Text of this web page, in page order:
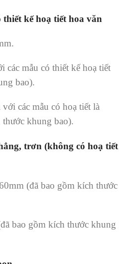
kế hoạ tiết hoa văn
các mẫu có thiết kế hoạ tiết
bao).
các mẫu có hoạ tiết là
khung bao).
trơn (không có hoạ tiết
(đã bao gồm kích thước
bao gồm kích thước khung